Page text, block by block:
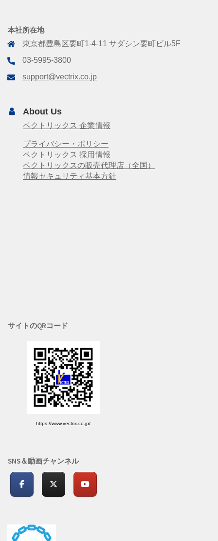
本社所在地
東京都豊島区要町1-4-11 サダシン要町ビル5F
03-5995-3800
support@vectrix.co.jp
About Us
ベクトリックス 企業情報
プライバシー・ポリシー
ベクトリックス 採用情報
ベクトリックスの販売代理店（全国）
情報セキュリティ基本方針
サイトのQRコード
https://www.vectrix.co.jp/
SNS＆動画チャンネル